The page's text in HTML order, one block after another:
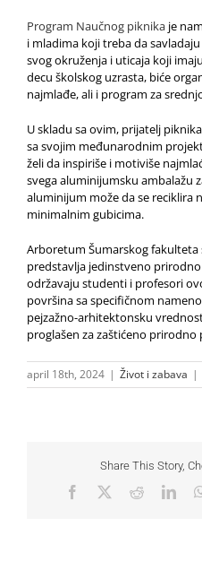
Program Naučnog piknika je
i mladima koji treba da
svog okruženja i uticaja koji
decu školskog uzrasta, biće
najmlađe, ali i program za
U skladu sa ovim, prijatelj
sa svojim međunarodnim
želi da inspiriše i motiviše
svega aluminijumsku ambalažu
aluminijum može da se reciklira
minimalnim gubicima.
Arboretum Šumarskog fakulteta
predstavlja jedinstveno
održavaju studenti i profesori
površina sa specifičnom
pejzažno-arhitektonsku
proglašen za zaštićeno
april 18th, 2024 | Život i zabava |
Share This Story,
Facebook Reddit